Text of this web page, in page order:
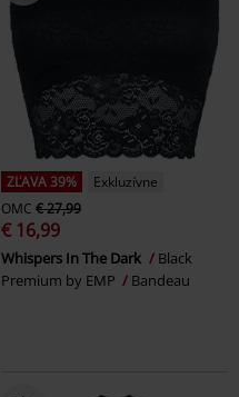
ZĽAVA 39%
Exkluzívne
OMC € 27,99
€ 16,99
Whispers In The Dark
Black
Premium by EMP
Bandeau